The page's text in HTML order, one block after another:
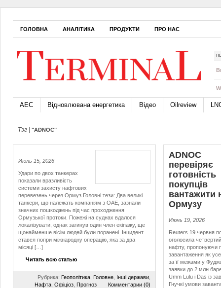
ГОЛОВНА АНАЛІТИКА ПРОДУКТИ ПРО НАС
АЕС Відновлювана енергетика Відео Oilreview
Тэг | "ADNOC"
Июль 15, 2026
Удари по двох танкерах
показали вразливість
системи захисту нафтових
перевезень через Ормуз Головні тези: Два великі
танкери, що належать компаніям з ОАЕ, зазнали
значних пошкоджень під час проходження
Ормузької протоки. Пожежі на суднах вдалося
локалізувати, однак загинув один член екіпажу, ще
щонайменше вісім людей були поранені. Інцидент
стався попри міжнародну операцію, яка за два
місяці […]
Читать всю статью
Рубрика: Геополітика Головне Інші держави
Нафта Офіціоз Прогноз Комментарии (0)
ADNOC
перевіряє
готовність
покупців
вантажити
Ормузу
Июнь 19, 2026
Reuters 19 червня
оголосила
нафту, пропонуючи
завантаження як
за її межами у
заявки до 2 млн
Umm Lulu і Das із
Гнучкі умови